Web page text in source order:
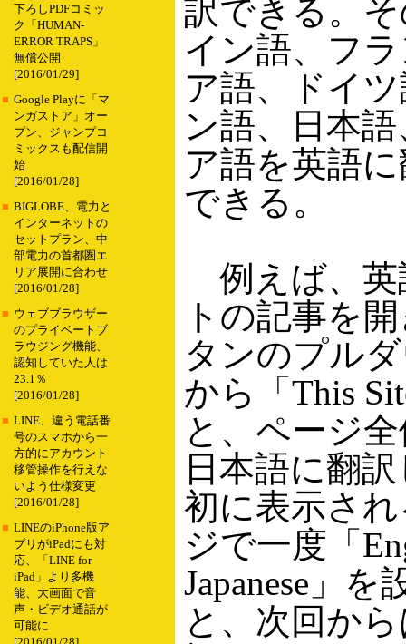
下ろしPDFコミッ
ク「HUMAN-
ERROR TRAPS」
無償公開
[2016/01/29]
■ Google Playに「マ
ンガストア」オー
プン、ジャンプコ
ミックスも配信開
始
[2016/01/28]
■ BIGLOBE、電力と
インターネットの
セットプラン、中
部電力の首都圏エ
リア展開に合わせ
[2016/01/28]
■ ウェブブラウザー
のプライベートブ
ラウジング機能、
認知していた人は
23.1％
[2016/01/28]
■ LINE、違う電話番
号のスマホから一
方的にアカウント
移管操作を行えな
いよう仕様変更
[2016/01/28]
■ LINEのiPhone版ア
プリがiPadにも対
応、「LINE for
iPad」より多機
能、大画面で音
声・ビデオ通話が
可能に
訳できる。
イン語、フ
ア語、ドイ
ン語、日本
ア語を英語
できる。
例えば、英
トの記事を
タンのプル
から「This
と、ページ
日本語に翻
初に表示さ
ジで一度「
Japanese」
と、次回か